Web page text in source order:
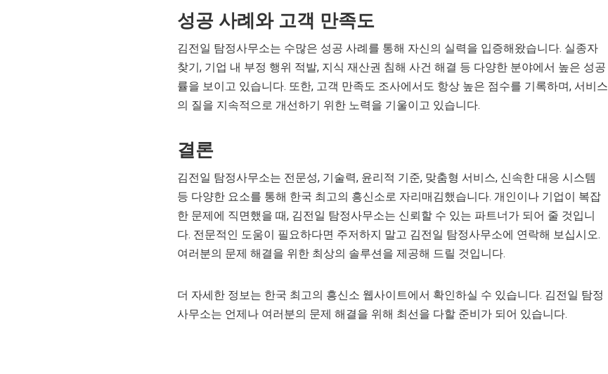
성공 사례와 고객 만족도
김전일 탐정사무소는 수많은 성공 사례를 통해 자신의 실력을 입증해왔습니다. 실종자
찾기, 기업 내 부정 행위 적발, 지식 재산권 침해 사건 해결 등 다양한 분야에서 높은 성공
률을 보이고 있습니다. 또한, 고객 만족도 조사에서도 항상 높은 점수를 기록하며, 서비스
의 질을 지속적으로 개선하기 위한 노력을 기울이고 있습니다.
결론
김전일 탐정사무소는 전문성, 기술력, 윤리적 기준, 맞춤형 서비스, 신속한 대응 시스템
등 다양한 요소를 통해 한국 최고의 흥신소로 자리매김했습니다. 개인이나 기업이 복잡
한 문제에 직면했을 때, 김전일 탐정사무소는 신뢰할 수 있는 파트너가 되어 줄 것입니
다. 전문적인 도움이 필요하다면 주저하지 말고 김전일 탐정사무소에 연락해 보십시오.
여러분의 문제 해결을 위한 최상의 솔루션을 제공해 드릴 것입니다.
더 자세한 정보는 한국 최고의 흥신소 웹사이트에서 확인하실 수 있습니다. 김전일 탐정
사무소는 언제나 여러분의 문제 해결을 위해 최선을 다할 준비가 되어 있습니다.